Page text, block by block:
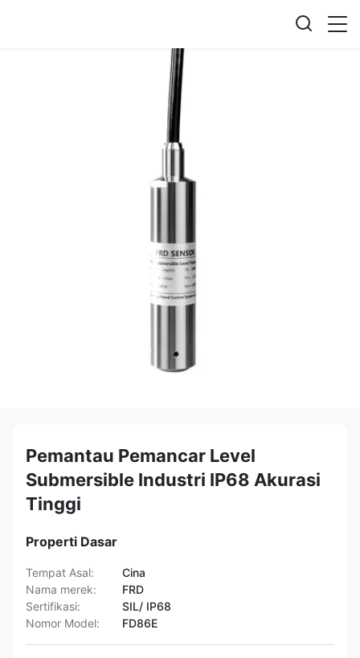
Pemantau Pemancar Level
Submersible Industri IP68 Akurasi
Tinggi
Properti Dasar
Tempat Asal:
Cina
Nama merek:
FRD
Sertifikasi:
SIL/ IP68
Nomor Model:
FD86E